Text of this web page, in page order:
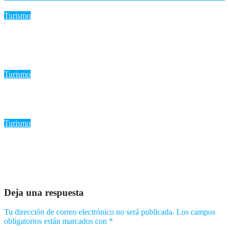
Turismo
Turismo
Turismo
Deja una respuesta
Tu dirección de correo electrónico no será publicada. Los campos
obligatorios están marcados con *